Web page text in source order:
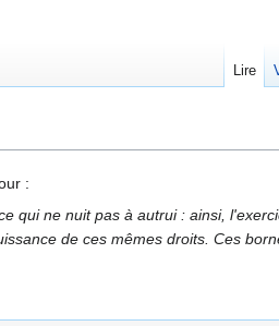
:
qui ne nuit pas à autrui : ainsi,
de ces mêmes droits. Ces
Lire